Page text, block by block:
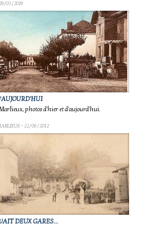
03/2019
photos d'hier et d'aujourd'hui.
- 22/06/2012
DEUX GARES...